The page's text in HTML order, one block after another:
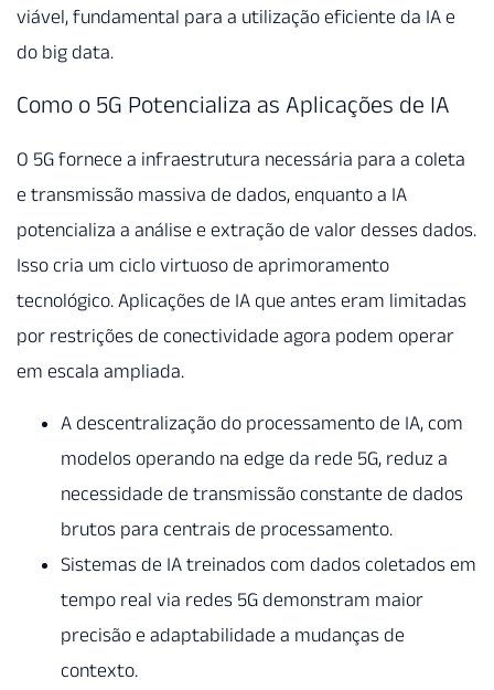
viável, fundamental para a utilização eficiente da IA e
do big data.
Como o 5G Potencializa as Aplicações de IA
O 5G fornece a infraestrutura necessária para a coleta
e transmissão massiva de dados, enquanto a IA
potencializa a análise e extração de valor desses dados.
Isso cria um ciclo virtuoso de aprimoramento
tecnológico. Aplicações de IA que antes eram limitadas
por restrições de conectividade agora podem operar
em escala ampliada.
A descentralização do processamento de IA, com
modelos operando na edge da rede 5G, reduz a
necessidade de transmissão constante de dados
brutos para centrais de processamento.
Sistemas de IA treinados com dados coletados em
tempo real via redes 5G demonstram maior
precisão e adaptabilidade a mudanças de
contexto.